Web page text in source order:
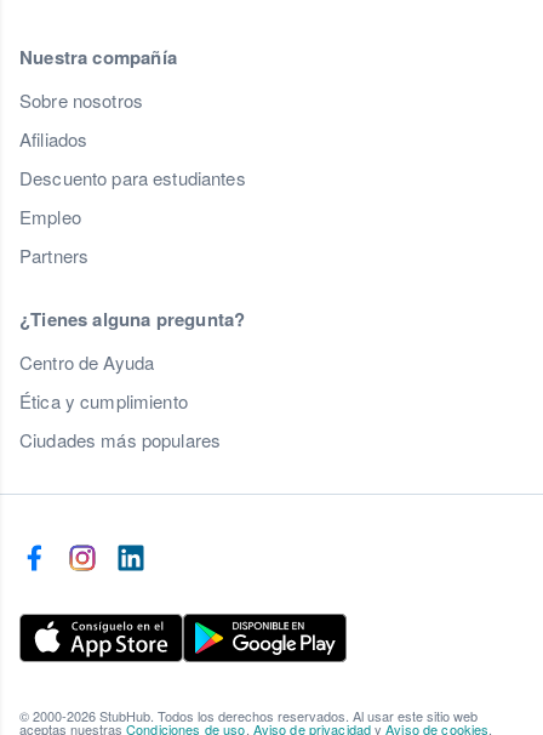
Nuestra compañía
Sobre nosotros
Afiliados
Descuento para estudiantes
Empleo
Partners
¿Tienes alguna pregunta?
Centro de Ayuda
Ética y cumplimiento
Ciudades más populares
© 2000-2026 StubHub. Todos los derechos reservados. Al usar este sitio web
aceptas nuestras Condiciones de uso Aviso de privacidadyAviso de cookies